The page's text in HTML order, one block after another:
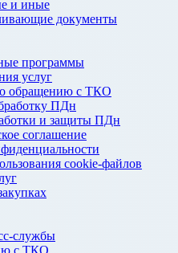
и иные
документы
программы
услуг
обращению с ТКО
ПДн
и защиты ПДн
соглашение
cookie-файлов
службы
с ТКО